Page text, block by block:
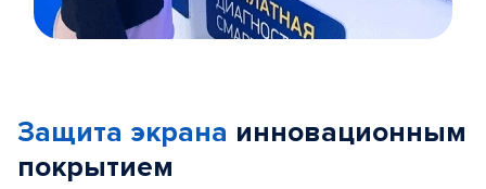
5
Защита экрана инновационным
покрытием